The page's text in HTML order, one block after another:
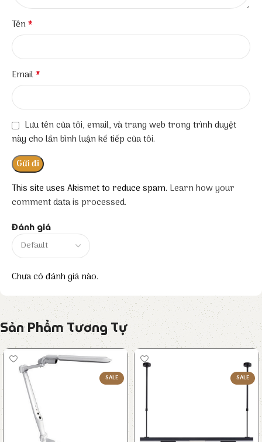
Đánh giá
Chưa có đánh giá nào.
Tên*
Email*
Lưu tên của tôi, email, và trang web trong trình duyệt
này cho lần bình luận kế tiếp của tôi.
This site uses Akismet to reduce spam. Learn how your
comment data is processed.
Sản Phẩm Tương Tự
SALE SALE